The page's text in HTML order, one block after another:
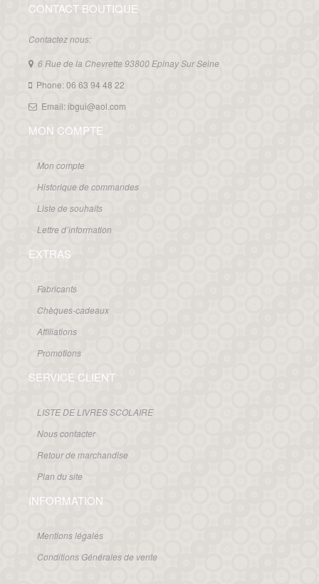
CONTACT BOUTIQUE
Contactez nous:
6 Rue de la Chevrette 93800 Epinay Sur Seine
Phone: 06 63 94 48 22
Email: ibgui@aol.com
MON COMPTE
Mon compte
Historique de commandes
Liste de souhaits
Lettre d’information
EXTRAS
Fabricants
Chèques-cadeaux
Affiliations
Promotions
SERVICE CLIENT
LISTE DE LIVRES SCOLAIRE
Nous contacter
Retour de marchandise
Plan du site
INFORMATION
Mentions légales
Conditions Générales de vente